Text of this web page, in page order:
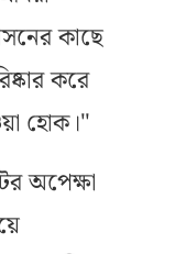
কাছে
করে
হোক।"
অপেক্ষা